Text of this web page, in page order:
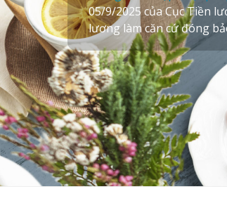
05/9/2025 của Cục Tiền
lương làm căn cứ đóng